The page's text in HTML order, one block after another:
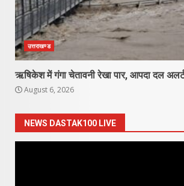
उत्तराखण्ड
ऋषिकेश में गंगा चेतावनी रेखा पार, आपदा दल
August 6, 2026
NEWS DASTAK100 LIVE